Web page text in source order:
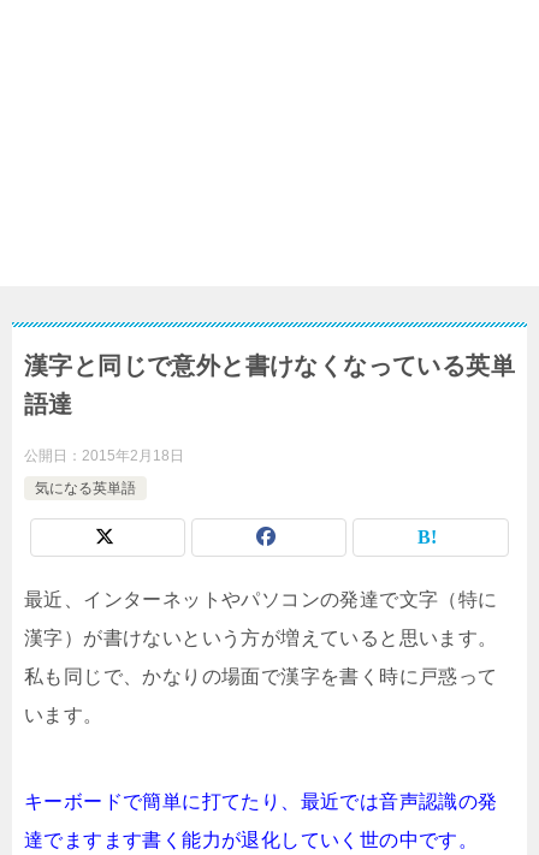
漢字と同じで意外と書けなくなっている英単
語達
公開日： 2015年2月18日
気になる英単語
最近、インターネットやパソコンの発達で文字（特に
漢字）が書けないという方が増えていると思います。
私も同じで、かなりの場面で漢字を書く時に戸惑って
います。
キーボードで簡単に打てたり、最近では音声認識の発
達でますます書く能力が退化していく世の中です。